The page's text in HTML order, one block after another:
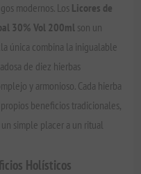
modernos. Los Licores de
30% Vol 200ml son un
única combina la inigualable
de diez hierbas
y armonioso. Cada hierba
beneficios tradicionales,
simple placer a un ritual
Holísticos